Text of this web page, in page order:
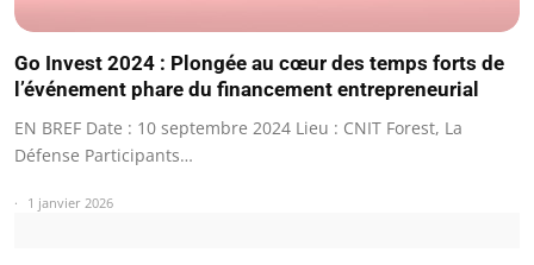
Go Invest 2024 : Plongée au cœur des temps forts de
l’événement phare du financement entrepreneurial
EN BREF Date : 10 septembre 2024 Lieu : CNIT Forest, La
Défense Participants…
1 janvier 2026